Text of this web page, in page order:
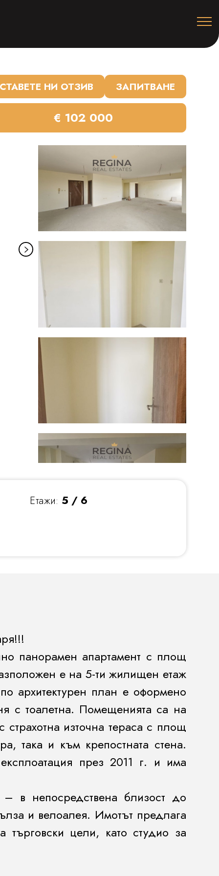
НИ ОТЗИВ ЗАПИТВАНЕ
€ 102 000
Етажи: 5 / 6
панорамен апартамент с площ
е на 5-ти жилищен етаж
архитектурен план е оформено
с тоалетна. Помещенията са на
източна тераса с площ
така и към крепостната стена.
през 2011 г. и има
в непосредствена близост до
и велоалея. Имотът предлага
цели, като студио за